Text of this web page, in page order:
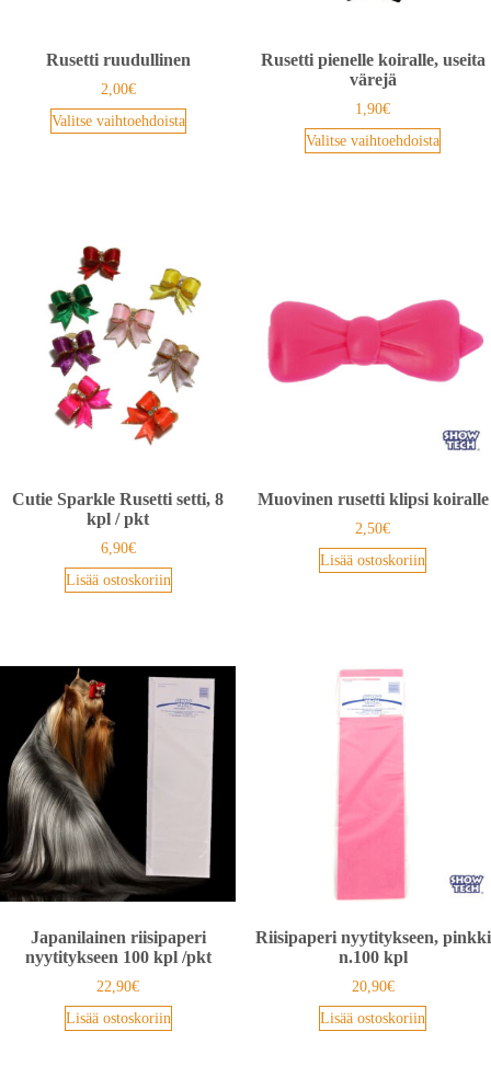
Rusetti ruudullinen
2,00€
Valitse vaihtoehdoista
Rusetti pienelle koiralle, useita
värejä
1,90€
Valitse vaihtoehdoista
Cutie Sparkle Rusetti setti, 8
kpl / pkt
6,90€
Lisää ostoskoriin
Muovinen rusetti klipsi koiralle
2,50€
Lisää ostoskoriin
Japanilainen riisipaperi
nyytitykseen 100 kpl /pkt
22,90€
Lisää ostoskoriin
Riisipaperi nyytitykseen, pinkki
n.100 kpl
20,90€
Lisää ostoskoriin